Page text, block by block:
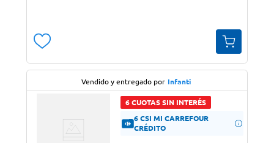
Vendido y entregado por Infanti
6 CUOTAS SIN INTERÉS
6 CSI MI CARREFOUR
CRÉDITO